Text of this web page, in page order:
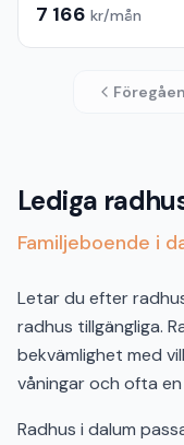
7 166 kr/mån
Lediga
Familjeboende i
Letar du efter
radhus tillgängliga.
bekvämlighet med
våningar och ofta
Radhus i dalum